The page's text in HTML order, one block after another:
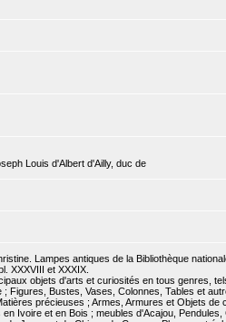
Louis d'Albert d'Ailly, duc de
Lampes antiques de la Bibliothèque
XXXVIII et XXXIX.
objets d'arts et curiosités en tous genres,
; Figures, Bustes, Vases, Colonnes, Tables et
précieuses ; Armes, Armures et Objets
en Ivoire et en Bois ; meubles d'Acajou,